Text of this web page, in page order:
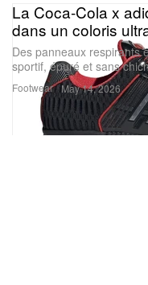
Footwear
La Coca‑Cola x
dans un coloris
Des panneaux respirants
sportif, épuré et sans
May 14, 2026